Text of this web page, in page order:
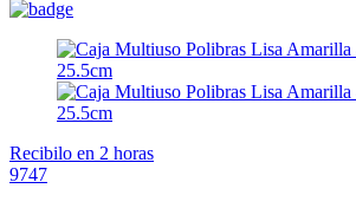
Recibilo en 2 horas
9747